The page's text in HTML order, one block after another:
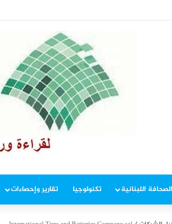
الصحافة اللبنانية تكنولوجيا تقارير وإحصاءات